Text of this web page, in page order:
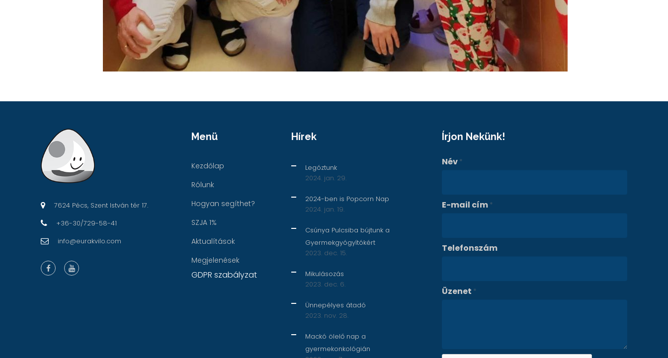
7624 Pécs, Szent István tér 17.
+36-30/729-58-41
info@eurakvilo.com
Menü
Kezdőlap
Rólunk
Hogyan segíthet?
SZJA 1%
Aktualítások
Megjelenések
GDPR szabályzat
Hírek
Legóztunk
2024. jan. 29.
2024-ben is Popcorn Nap
2024. jan. 19.
Csúnya Pulcsiba bújtunk a
Gyermekgyógyítókért
2023. dec. 15.
Mikulásozás
2023. dec. 6.
Ünnepélyes átadó
2023. nov. 28.
Mackó ölelő nap a
gyermekonkológián
Írjon Nekünk!
Név *
E-mail cím *
Telefonszám
Üzenet *